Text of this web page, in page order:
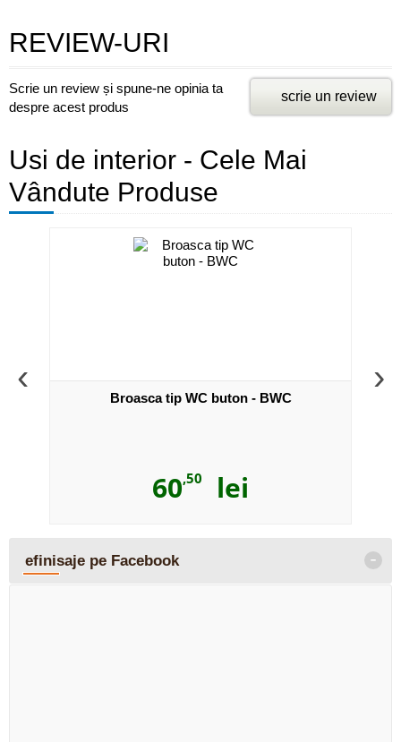
REVIEW-URI
Scrie un review și spune-ne opinia ta
despre acest produs
scrie un review
Usi de interior - Cele Mai
Vândute Produse
‹
Broasca tip WC buton - BWC
60,50 lei
›
efinisaje pe Facebook -